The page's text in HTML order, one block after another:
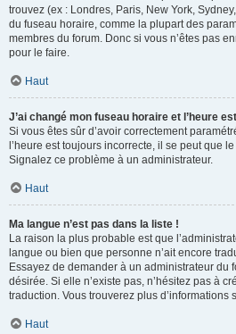
trouvez (ex : Londres, Paris, New York,
du fuseau horaire, comme la plupart des
membres du forum. Donc si vous n’êtes pas
pour le faire.
Haut
J’ai changé mon fuseau horaire et l’heure
Si vous êtes sûr d’avoir correctement
l’heure est toujours incorrecte, il se peut que
Signalez ce problème à un administrateur.
Haut
Ma langue n’est pas dans la liste !
La raison la plus probable est que
langue ou bien que personne n’ait encore
Essayez de demander à un administrateur du
désirée. Si elle n’existe pas, n’hésitez pas à
traduction. Vous trouverez plus d’informations
Haut